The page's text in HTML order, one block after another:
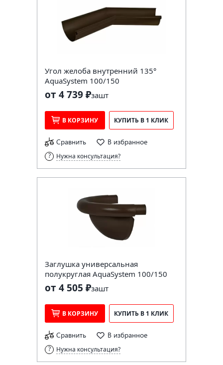
Угол желоба внутренний 135°
AquaSystem 100/150
от 4 739 ₽зашт
В КОРЗИНУ КУПИТЬ В 1 КЛИК
Сравнить В избранное
Нужна консультация?
Заглушка универсальная
полукруглая AquaSystem 100/150
от 4 505 ₽зашт
В КОРЗИНУ КУПИТЬ В 1 КЛИК
Сравнить В избранное
Нужна консультация?